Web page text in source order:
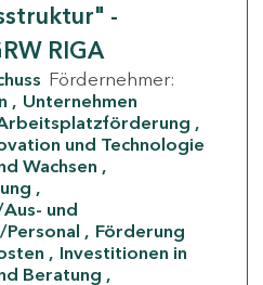
-
RIGA
Fördernehmer:
Unternehmen
und Technologie
Wachsen
und
Förderung
Investitionen in
Beratung